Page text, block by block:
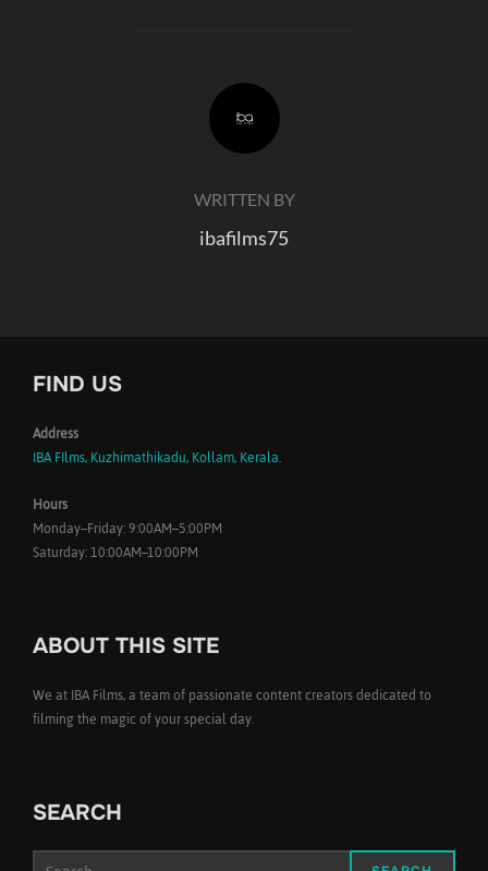
POST AUTHOR
WRITTEN BY
ibafilms75
FIND US
Address
IBA FIlms, Kuzhimathikadu, Kollam, Kerala.
Hours
Monday–Friday: 9:00AM–5:00PM
Saturday: 10:00AM–10:00PM
ABOUT THIS SITE
We at IBA Films, a team of passionate content creators dedicated to
filming the magic of your special day.
SEARCH
Search